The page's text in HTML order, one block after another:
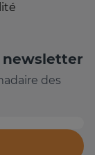
newsletter
des